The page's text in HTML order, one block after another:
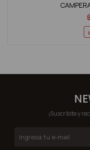
$
¡Suscribite y